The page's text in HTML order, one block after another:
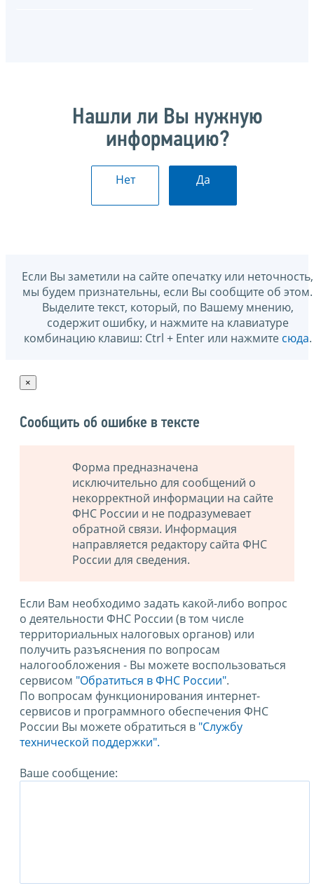
Нашли ли Вы нужную
информацию?
Нет Да
Если Вы заметили на сайте опечатку или неточность,
мы будем признательны, если Вы сообщите об этом.
Выделите текст, который, по Вашему мнению,
содержит ошибку, и нажмите на клавиатуре
комбинацию клавиш: Ctrl + Enter или нажмите сюда.
×
Сообщить об ошибке в тексте
Форма предназначена
исключительно для сообщений о
некорректной информации на сайте
ФНС России и не подразумевает
обратной связи. Информация
направляется редактору сайта ФНС
России для сведения.
Если Вам необходимо задать какой-либо вопрос
о деятельности ФНС России (в том числе
территориальных налоговых органов) или
получить разъяснения по вопросам
налогообложения - Вы можете воспользоваться
сервисом "Обратиться в ФНС России".
По вопросам функционирования интернет-
сервисов и программного обеспечения ФНС
России Вы можете обратиться в "Службу
технической поддержки".
Ваше сообщение: